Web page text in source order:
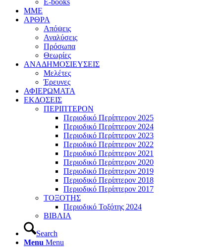
E-books
MME
ΑΡΘΡΑ
Απόψεις
Αναλύσεις
Πρόσωπα
Θεωρίες
ΑΝΑΔΗΜΟΣΙΕΥΣΕΙΣ
Μελέτες
Έρευνες
ΑΦΙΕΡΩΜΑΤΑ
ΕΚΔΟΣΕΙΣ
ΠΕΡΙΠΤΕΡΟΝ
Περιοδικό Περίπτερον 2025
Περιοδικό Περίπτερον 2024
Περιοδικό Περίπτερον 2023
Περιοδικό Περίπτερον 2022
Περιοδικό Περίπτερον 2021
Περιοδικό Περίπτερον 2020
Περιοδικό Περίπτερον 2019
Περιοδικό Περίπτερον 2018
Περιοδικό Περίπτερον 2017
ΤΟΞΟΤΗΣ
Περιοδικό Τοξότης 2024
ΒΙΒΛΙΑ
Search
Menu Menu